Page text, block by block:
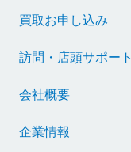
買取お申し込み
訪問・店頭サポート
会社概要
企業情報